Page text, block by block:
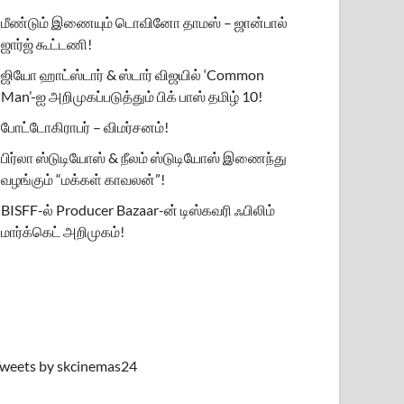
மீண்டும் இணையும் டொவினோ தாமஸ் – ஜான்பால்
ஜார்ஜ் கூட்டணி!
ஜியோ ஹாட்ஸ்டார் & ஸ்டார் விஜயில் ‘Common
Man’-ஐ அறிமுகப்படுத்தும் பிக் பாஸ் தமிழ் 10!
போட்டோகிராபர் – விமர்சனம்!
பிர்லா ஸ்டுடியோஸ் & நீலம் ஸ்டுடியோஸ் இணைந்து
வழங்கும் “மக்கள் காவலன்”!
BISFF-ல் Producer Bazaar-ன் டிஸ்கவரி ஃபிலிம்
மார்க்கெட் அறிமுகம்!
by skcinemas24